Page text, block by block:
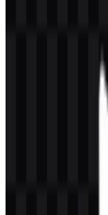
stabil pertamanya
Project dan Rust
sumber terbuka
Bahasa ini dirancang
performa tinggi,
tanpa garbage
seperti pemrograman
cloud, sistem
pengembangan
Penggunanya
keamanan,